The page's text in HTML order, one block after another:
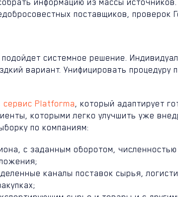
поставщиков, проверок
системное решение.
вариант. Унифицировать
сервис Platforma, который адаптирует
которыми легко улучшить уже
по компаниям:
с заданным оборотом,
каналы поставок сырья,